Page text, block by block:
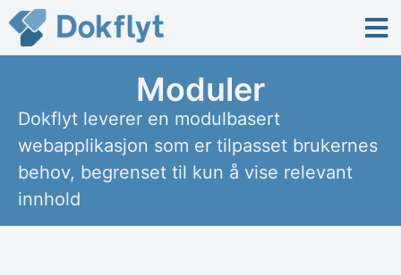
Moduler
Dokflyt leverer en modulbasert
webapplikasjon som er tilpasset brukernes
behov, begrenset til kun å vise relevant
innhold